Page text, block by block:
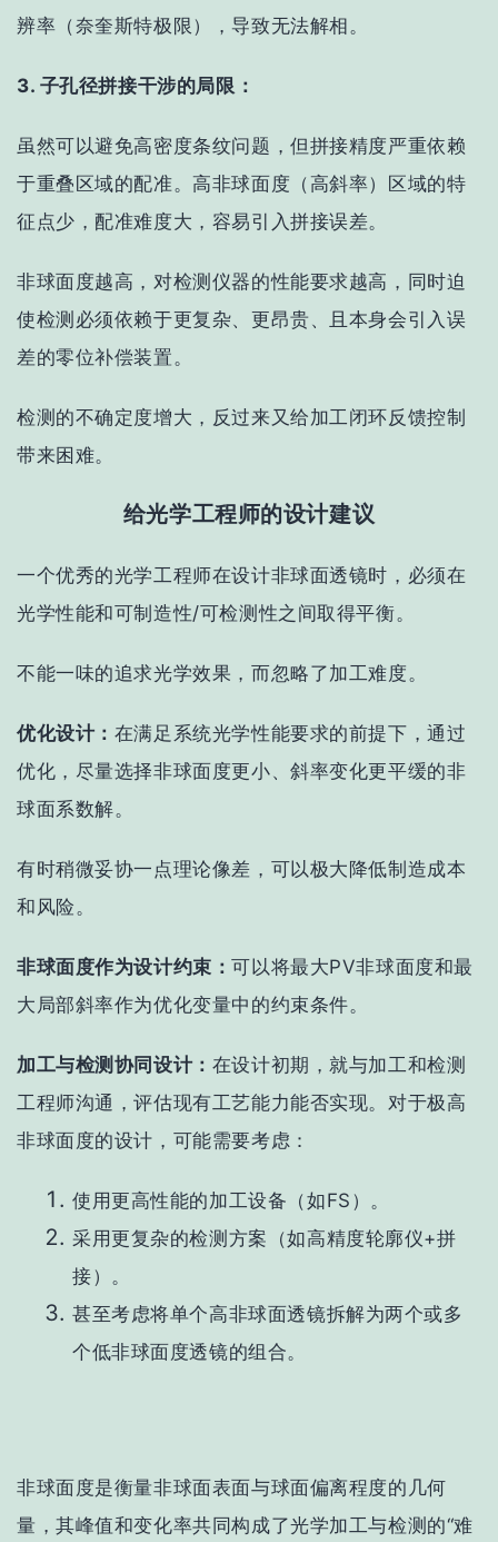
辨率（奈奎斯特极限），导致无法解相。
3. 子孔径拼接干涉的局限：
虽然可以避免高密度条纹问题，但拼接精度严重依赖
于重叠区域的配准。高非球面度（高斜率）区域的特
征点少，配准难度大，容易引入拼接误差。
非球面度越高，对检测仪器的性能要求越高，同时迫
使检测必须依赖于更复杂、更昂贵、且本身会引入误
差的零位补偿装置。
检测的不确定度增大，反过来又给加工闭环反馈控制
带来困难。
给光学工程师的设计建议
一个优秀的光学工程师在设计非球面透镜时，必须在
光学性能和可制造性/可检测性之间取得平衡。
不能一味的追求光学效果，而忽略了加工难度。
优化设计： 在满足系统光学性能要求的前提下，通过
优化，尽量选择非球面度更小、斜率变化更平缓的非
球面系数解。
有时稍微妥协一点理论像差，可以极大降低制造成本
和风险。
非球面度作为设计约束 ：可以将最大PV非球面度和最
大局部斜率作为优化变量中的约束条件。
加工与检测协同设计： 在设计初期，就与加工和检测
工程师沟通，评估现有工艺能力能否实现。对于极高
非球面度的设计，可能需要考虑：
使用更高性能的加工设备（如FS）。
采用更复杂的检测方案（如高精度轮廓仪+拼
接）。
甚至考虑将单个高非球面透镜拆解为两个或多
个低非球面度透镜的组合。
非球面度是衡量非球面表面与球面偏离程度的 几何
量 ，其峰值和变化率共同构成了光学加工与检测的“难